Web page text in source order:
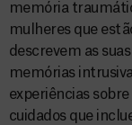
memória
mulheres que
descrevem as
memórias
experiências
cuidados que